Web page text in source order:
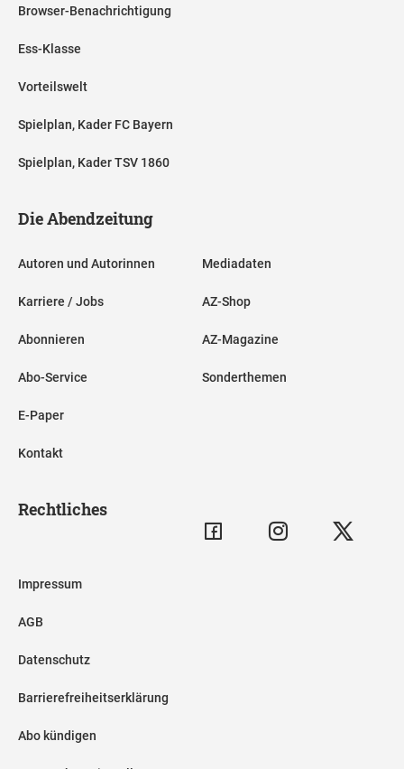
Browser-Benachrichtigung
Ess-Klasse
Vorteilswelt
Spielplan, Kader FC Bayern
Spielplan, Kader TSV 1860
Die Abendzeitung
Autoren und Autorinnen
Karriere / Jobs
Abonnieren
Abo-Service
E-Paper
Kontakt
Mediadaten
AZ-Shop
AZ-Magazine
Sonderthemen
Rechtliches
Impressum
AGB
Datenschutz
Barrierefreiheitserklärung
Abo kündigen